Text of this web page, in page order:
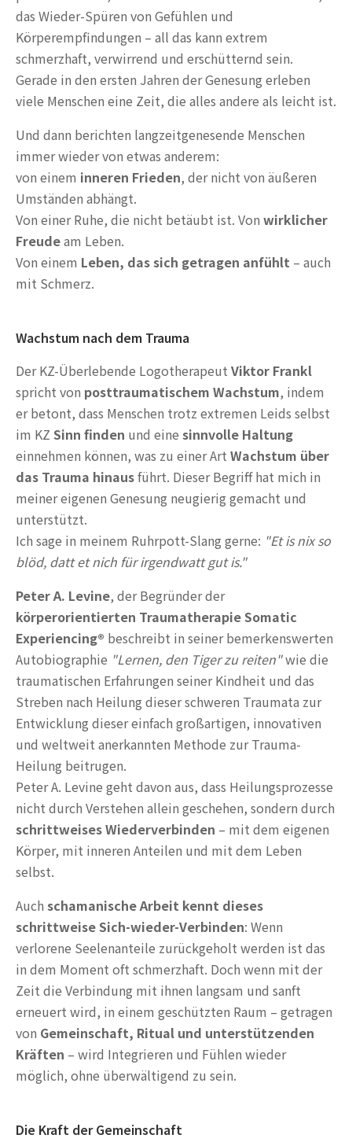
das Wieder-Spüren von Gefühlen und
Körperempfindungen – all das kann extrem
schmerzhaft, verwirrend und erschütternd sein.
Gerade in den ersten Jahren der Genesung erleben
viele Menschen eine Zeit, die alles andere als leicht ist.
Und dann berichten langzeitgenesende Menschen
immer wieder von etwas anderem:
von einem inneren Frieden, der nicht von äußeren
Umständen abhängt.
Von einer Ruhe, die nicht betäubt ist. Von wirklicher
Freudeam Leben.
Von einem Leben, das sich getragen anfühlt – auch
mit Schmerz.
Wachstum nach dem Trauma
Der KZ-Überlebende Logotherapeut Viktor Frankl
spricht von posttraumatischem Wachstum, indem
er betont, dass Menschen trotz extremen Leids selbst
im KZ Sinn finden und eine sinnvolle Haltung
einnehmen können, was zu einer Art Wachstum über
das Trauma hinausführt. Dieser Begriff hat mich in
meiner eigenen Genesung neugierig gemacht und
unterstützt.
Ich sage in meinem Ruhrpott-Slang gerne: "Et is nix so
blöd, datt et nich für irgendwatt gut is."
Peter A. Levine, der Begründer der
körperorientierten Traumatherapie Somatic
Experiencing® beschreibt in seiner bemerkenswerten
Autobiographie "Lernen, den Tiger zu reiten"wie die
traumatischen Erfahrungen seiner Kindheit und das
Streben nach Heilung dieser schweren Traumata zur
Entwicklung dieser einfach großartigen, innovativen
und weltweit anerkannten Methode zur Trauma-
Heilung beitrugen.
Peter A. Levine geht davon aus, dass Heilungsprozesse
nicht durch Verstehen allein geschehen, sondern durch
schrittweises Wiederverbinden – mit dem eigenen
Körper, mit inneren Anteilen und mit dem Leben
selbst.
Auch schamanische Arbeit kennt dieses
schrittweise Sich-wieder-Verbinden: Wenn
verlorene Seelenanteile zurückgeholt werden ist das
in dem Moment oft schmerzhaft. Doch wenn mit der
Zeit die Verbindung mit ihnen langsam und sanft
erneuert wird, in einem geschützten Raum – getragen
von Gemeinschaft, Ritual und unterstützenden
Kräften – wird Integrieren und Fühlen wieder
möglich, ohne überwältigend zu sein.
Die Kraft der Gemeinschaft